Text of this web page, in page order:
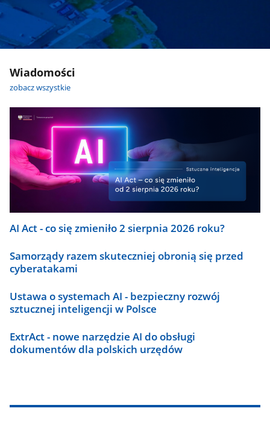
Wiadomości
zobacz wszystkie
AI Act - co się zmieniło 2 sierpnia 2026 roku?
Samorządy razem skuteczniej obronią się przed
cyberatakami
Ustawa o systemach AI - bezpieczny rozwój
sztucznej inteligencji w Polsce
ExtrAct - nowe narzędzie AI do obsługi
dokumentów dla polskich urzędów